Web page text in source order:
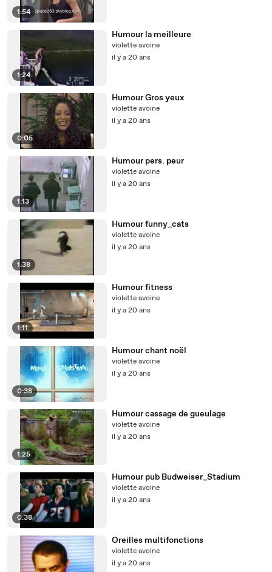
1:54
1:24
Humour la meilleure
violette avoine
il y a 20 ans
0:05
Humour Gros yeux
violette avoine
il y a 20 ans
1:13
Humour pers. peur
violette avoine
il y a 20 ans
1:38
Humour funny_cats
violette avoine
il y a 20 ans
1:11
Humour fitness
violette avoine
il y a 20 ans
0:38
Humour chant noël
violette avoine
il y a 20 ans
1:25
Humour cassage de gueulage
violette avoine
il y a 20 ans
0:38
Humour pub Budweiser_Stadium
violette avoine
il y a 20 ans
Oreilles multifonctions
violette avoine
il y a 20 ans